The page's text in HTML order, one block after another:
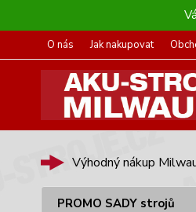
O nás Jak nakupovat
Výhodný nákup
PROMO SADY strojů